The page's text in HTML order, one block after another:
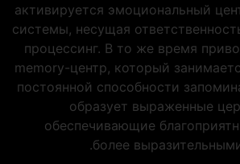
активируется эмоциональный
системы, несущая
процессинг. В то же время
memory-центр, который
постоянной способности
образует выраженные
обеспечивающие
более